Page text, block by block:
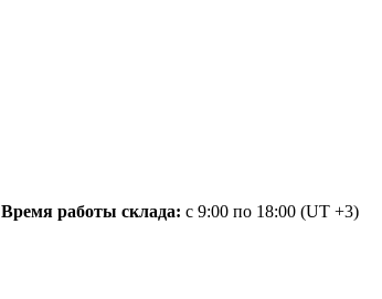
Время работы склада: с 9:00 по 18:00 (UT +3)